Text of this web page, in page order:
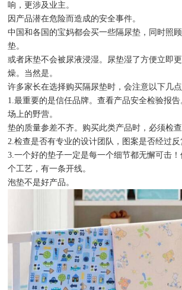
响，更涉及业主。
因产品潜在危险而造成的安全事件。
中国和各国的宝妈都会买一些隔尿垫，同时照
垫。
或者床垫不会被尿液浸湿。尿垫湿了方便立即
燥。当然是。
许多家长在选择购买隔尿垫时，会注意以下几点
1.最重要的是信任品牌。查看产品安全检验报
场上的野营。
垫的质量参差不齐。购买此类产品时，必须检查
2.检查是否有专业的设计团队，图案是否经过反
3.一个好的垫子一定是每一个细节都无懈可击
个工艺，有一条开线。
泡垫不是好产品。